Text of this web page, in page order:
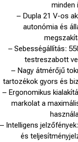
minden
– Dupla 21 V-os
autonómia és
– Sebességállítás:
testreszabott
– Nagy átmérőjű
tartozékok gyors és
– Ergonomikus
markolat a
– Intelligens
és